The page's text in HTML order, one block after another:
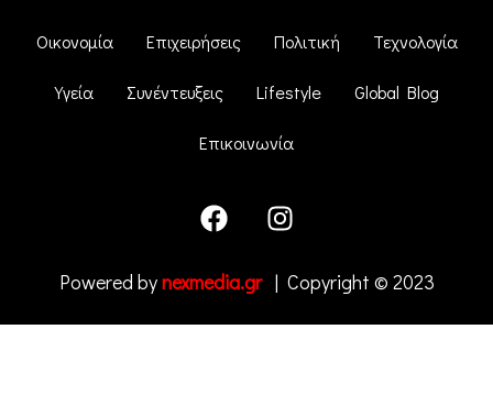
Οικονομία Επιχειρήσεις Πολιτική Τεχνολογία
Υγεία Συνέντευξεις Lifestyle Global Blog
Επικοινωνία
Powered bynexmedia.gr| Copyright © 2023